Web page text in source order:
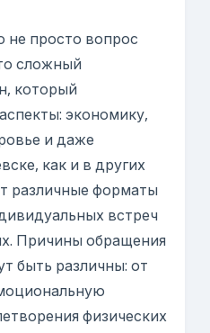
не просто вопрос
сложный
который
экономику,
и даже
как и в других
различные форматы
встреч
Причины обращения
быть различны: от
физических